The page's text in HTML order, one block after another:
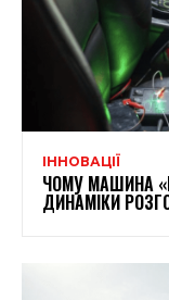
ІННОВАЦІЇ
ЧОМУ МАШИНА
ДИНАМІКИ